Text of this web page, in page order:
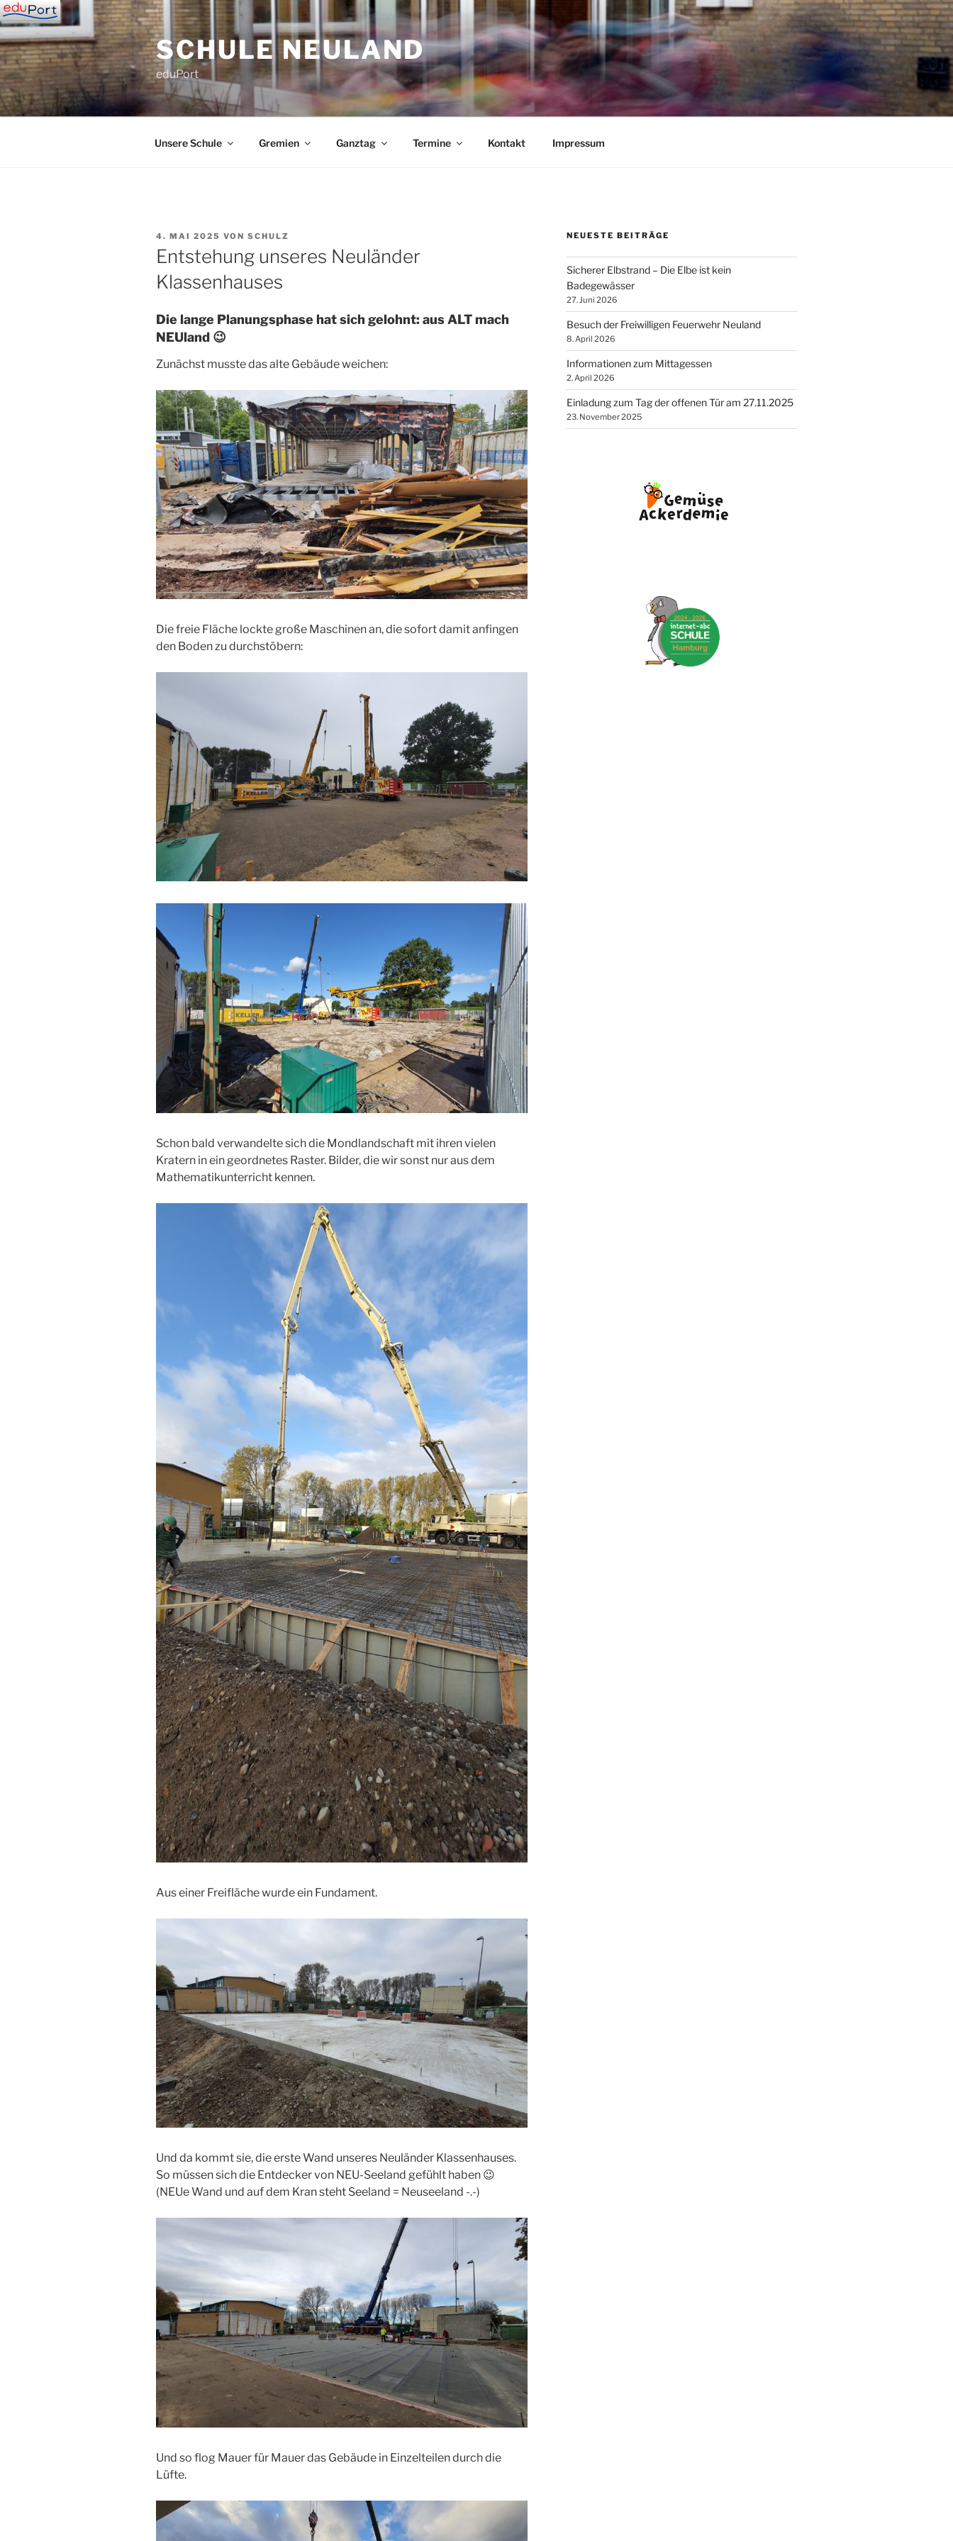
Zum
Inhalt
springen
SCHULE NEULAND
eduPort
Unsere Schule Gremien Ganztag Termine Kontakt Impressum
VERÖFFENTLICHT
AM
4. MAI 2025 VON SCHULZ
Entstehung unseres Neuländer
Klassenhauses
Die lange Planungsphase hat sich gelohnt: aus ALT mach
NEUland 😉
Zunächst musste das alte Gebäude weichen:
Die freie Fläche lockte große Maschinen an, die sofort damit anfingen
den Boden zu durchstöbern:
Schon bald verwandelte sich die Mondlandschaft mit ihren vielen
Kratern in ein geordnetes Raster. Bilder, die wir sonst nur aus dem
Mathematikunterricht kennen.
Aus einer Freifläche wurde ein Fundament.
Und da kommt sie, die erste Wand unseres Neuländer Klassenhauses.
So müssen sich die Entdecker von NEU-Seeland gefühlt haben 😉
(NEUe Wand und auf dem Kran steht Seeland = Neuseeland -.-)
Und so flog Mauer für Mauer das Gebäude in Einzelteilen durch die
Lüfte.
NEUESTE BEITRÄGE
Sicherer Elbstrand – Die Elbe ist kein
Badegewässer
27. Juni 2026
Besuch der Freiwilligen Feuerwehr Neuland
8. April 2026
Informationen zum Mittagessen
2. April 2026
Einladung zum Tag der offenen Tür am 27.11.2025
23. November 2025